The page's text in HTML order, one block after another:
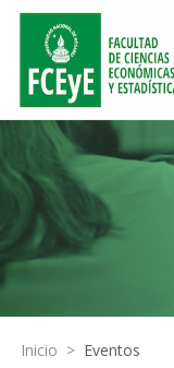
Inicio > Eventos